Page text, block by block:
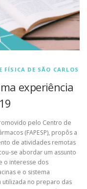
DE SÃO CARLOS
experiência
pelo Centro de
(FAPESP), propôs a
de atividades remotas
se abordar um assunto
o interesse dos
e o sistema
utilizada no preparo das